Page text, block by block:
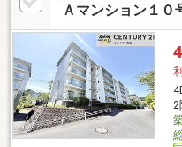
Ａマンション１０